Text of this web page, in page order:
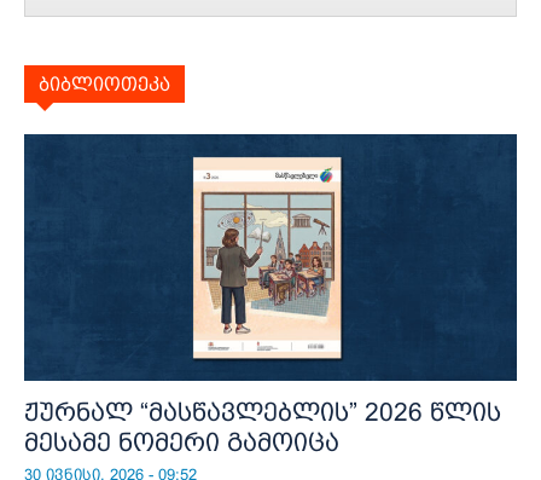
ბიბლიოთეკა
ჟურნალ “მასწავლებლის” 2026 წლის
მესამე ნომერი გამოიცა
30 ივნისი, 2026 - 09:52